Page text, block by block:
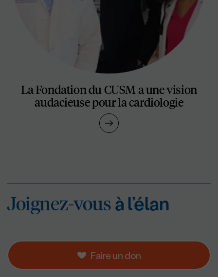
La Fondation du CUSM a une vision
audacieuse pour la cardiologie
Faire un don
Joignez-vousà
Joignez-vousà l’élan